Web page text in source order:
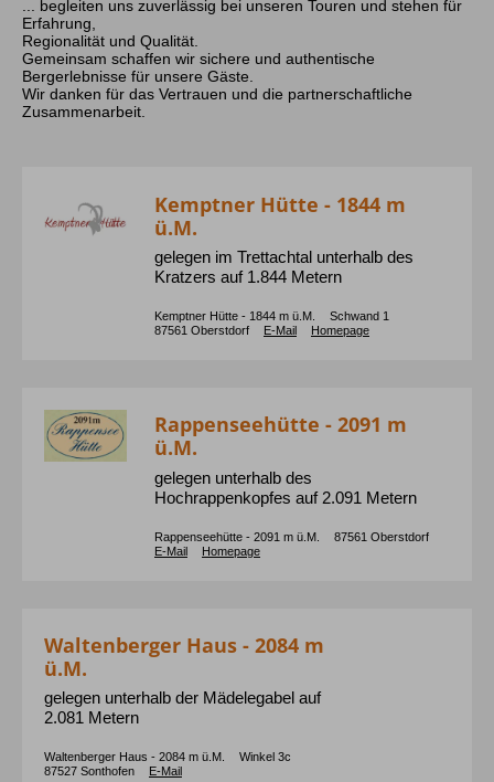
... begleiten uns zuverlässig bei unseren Touren und stehen für
Erfahrung,
Regionalität und Qualität.
Gemeinsam schaffen wir sichere und authentische
Bergerlebnisse für unsere Gäste.
Wir danken für das Vertrauen und die partnerschaftliche
Zusammenarbeit.
Kemptner Hütte - 1844 m
ü.M.
gelegen im Trettachtal unterhalb des
Kratzers auf 1.844 Metern
Kemptner Hütte - 1844 m ü.M. Schwand 1
87561 Oberstdorf E-Mail Homepage
Rappenseehütte - 2091 m
ü.M.
gelegen unterhalb des
Hochrappenkopfes auf 2.091 Metern
Rappenseehütte - 2091 m ü.M. 87561 Oberstdorf
E-Mail
Homepage
Waltenberger Haus - 2084 m
ü.M.
gelegen unterhalb der Mädelegabel auf
2.081 Metern
Waltenberger Haus - 2084 m ü.M. Winkel 3c
87527 Sonthofen E-Mail